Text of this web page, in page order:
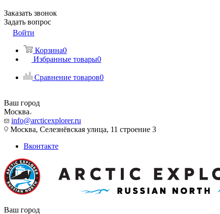
Заказать звонок
Задать вопрос
Войти
Корзина0
Избранные товары0
Сравнение товаров0
Ваш город
Москва
info@arcticexplorer.ru
Москва, Селезнёвская улица, 11 строение 3
Вконтакте
Ваш город